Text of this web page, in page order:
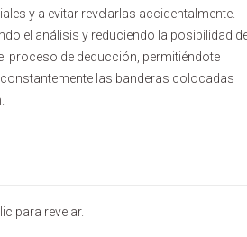
y a evitar revelarlas accidentalmente.
el análisis y reduciendo la posibilidad
proceso de deducción, permitiéndote
las banderas colocadas
para revelar.